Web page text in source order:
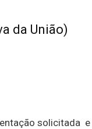
da União)
solicitada e